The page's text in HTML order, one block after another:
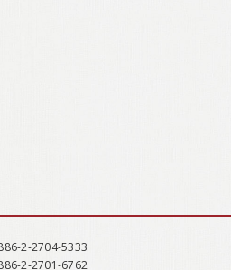
2-2704-5333
2-2701-6762